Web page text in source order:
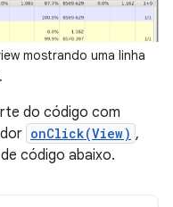
mostrando uma linha
do código com
onClick(View) ,
código abaixo.